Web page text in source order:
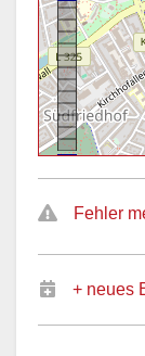
Fehler
+ neues